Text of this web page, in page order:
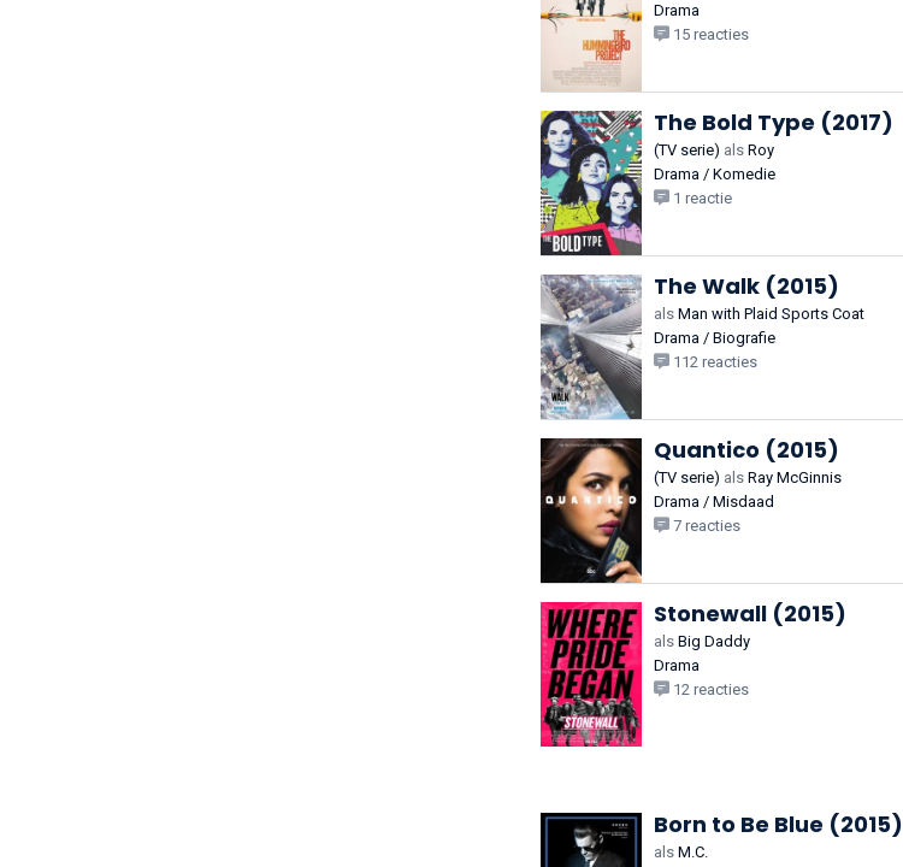
Drama
15 reacties
The Bold Type (2017)
(TV serie) als Roy
Drama / Komedie
1 reactie
The Walk (2015)
als Man with Plaid Sports Coat
Drama / Biografie
112 reacties
Quantico (2015)
(TV serie) als Ray McGinnis
Drama / Misdaad
7 reacties
Stonewall (2015)
als Big Daddy
Drama
12 reacties
Born to Be Blue (2015)
als M.C.